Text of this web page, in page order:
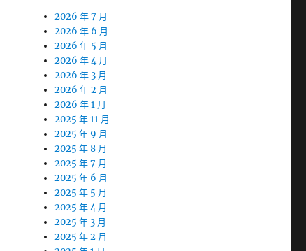
2026 年 7 月
2026 年 6 月
2026 年 5 月
2026 年 4 月
2026 年 3 月
2026 年 2 月
2026 年 1 月
2025 年 11 月
2025 年 9 月
2025 年 8 月
2025 年 7 月
2025 年 6 月
2025 年 5 月
2025 年 4 月
2025 年 3 月
2025 年 2 月